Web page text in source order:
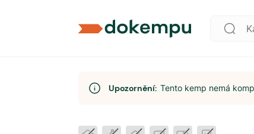
Upozornění: Tento kemp nemá